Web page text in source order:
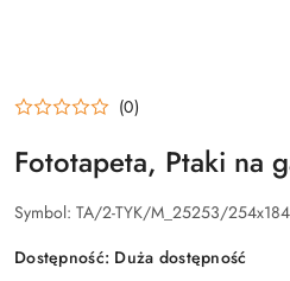
(0)
Fototapeta, Ptaki na
Symbol: TA/2-TYK/M_25253/254x184
Dostępność: Duża dostępność